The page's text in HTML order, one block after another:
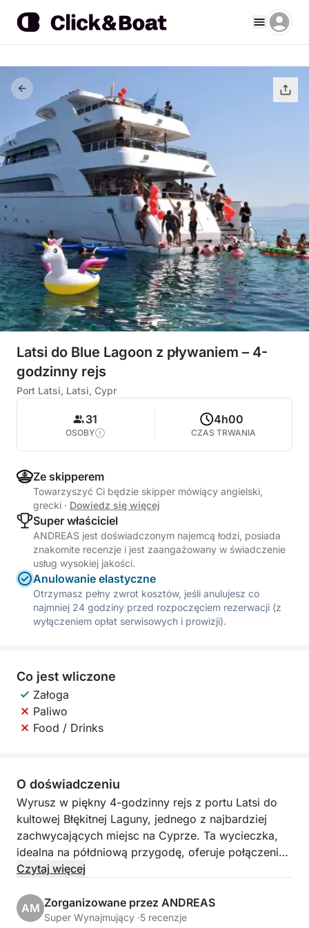
Latsi do Blue Lagoon z pływaniem – 4-
godzinny rejs
Port Latsi, Latsi, Cypr
31
OSOBY
4h00
CZAS TRWANIA
Ze skipperem
Towarzyszyć Ci będzie skipper mówiący angielski,
grecki · Dowiedz się więcej
Super właściciel
ANDREAS jest doświadczonym najemcą łodzi, posiada
znakomite recenzje i jest zaangażowany w świadczenie
usług wysokiej jakości.
Anulowanie elastyczne
Otrzymasz pełny zwrot kosztów, jeśli anulujesz co
najmniej 24 godziny przed rozpoczęciem rezerwacji (z
wyłączeniem opłat serwisowych i prowizji).
Co jest wliczone
Załoga
Paliwo
Food / Drinks
O doświadczeniu
Wyrusz w piękny 4-godzinny rejs z portu Latsi do
kultowej Błękitnej Laguny, jednego z najbardziej
zachwycających miejsc na Cyprze. Ta wycieczka,
idealna na półdniową przygodę, oferuje połączenie
malowniczego piękna, krystalicznie czystej wody i
pożądanych miejsc na Morzu Śródziemnym.
Czytaj więcej
AM Zorganizowane przez ANDREAS
Super Wynajmujący ·5 recenzje